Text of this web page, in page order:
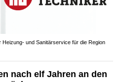
und Sanitärservice für die Region
nach elf Jahren an den